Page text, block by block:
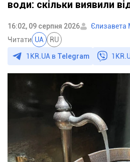
води: скільки виявили
16:02, 09 серпня 2026
Єлизавета
Читати UA RU
1KR.UA в Telegram